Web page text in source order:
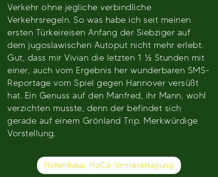
Verkehr ohne jegliche verbindliche
Verkehrsregeln. So was habe ich seit meinen
ersten Türkeireisen Anfang der Siebziger auf
dem jugoslawischen Autoput nicht mehr erlebt.
Gut, dass mir Vivian die letzten 1 ½ Stunden mit
einer, auch vom Ergebnis her wunderbaren SMS-
Reportage vom Spiel gegen Hannover versüßt
hat. Ein Genuss auf den Manfred, ihr Mann, wohl
verzichten musste, denn der befindet sich
gerade auf einem Grönland Trip. Merkwürdige
Vorstellung.
Beitragsnavigation
Hohenhaus, HoCa-Vertretertagung